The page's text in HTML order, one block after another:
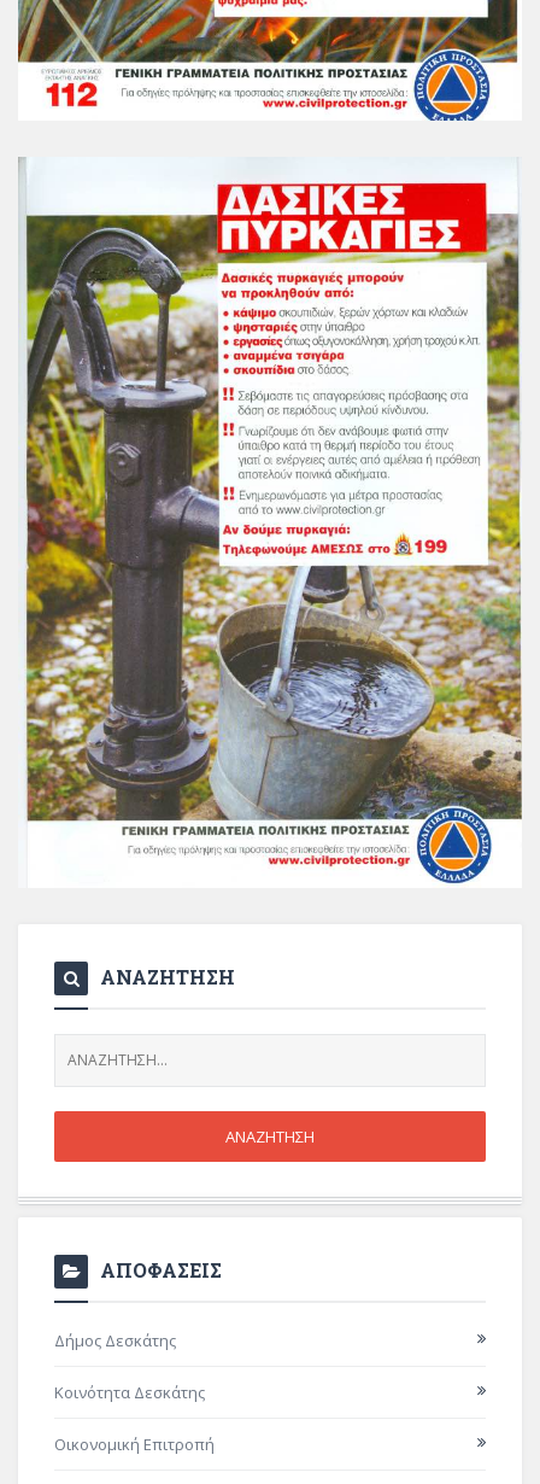
ΑΝΑΖΗΤΗΣΗ
ΑΠΟΦΑΣΕΙΣ
Δήμος Δεσκάτης
Κοινότητα Δεσκάτης
Οικονομική Επιτροπή